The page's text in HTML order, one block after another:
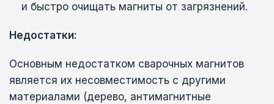
и быстро очищать магниты от загрязнений.
Недостатки:
Основным недостатком сварочных магнитов
является их несовместимость с другими
материалами (дерево, антимагнитные